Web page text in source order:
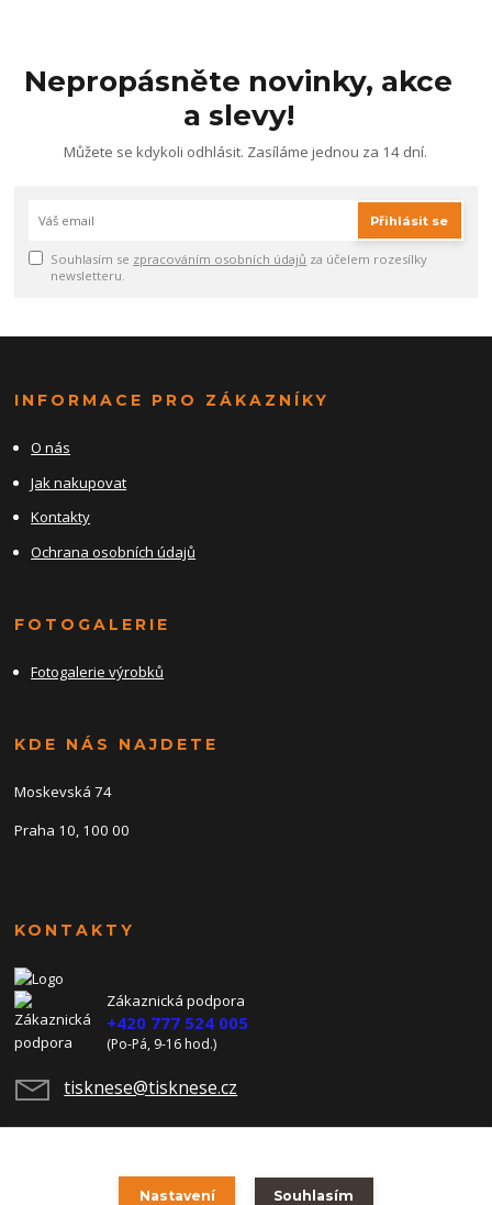
Nepropásněte novinky, akce
a slevy!
Můžete se kdykoli odhlásit. Zasíláme jednou za 14 dní.
Přihlásit se
Souhlasím se zpracováním osobních údajů za účelem rozesílky
newsletteru.
INFORMACE PRO ZÁKAZNÍKY
O nás
Jak nakupovat
Kontakty
Ochrana osobních údajů
FOTOGALERIE
Fotogalerie výrobků
KDE NÁS NAJDETE
Moskevská 74
Praha 10, 100 00
KONTAKTY
Zákaznická podpora
+420 777 524 005
(Po-Pá, 9-16 hod.)
tisknese@tisknese.cz
Nastavení Souhlasím